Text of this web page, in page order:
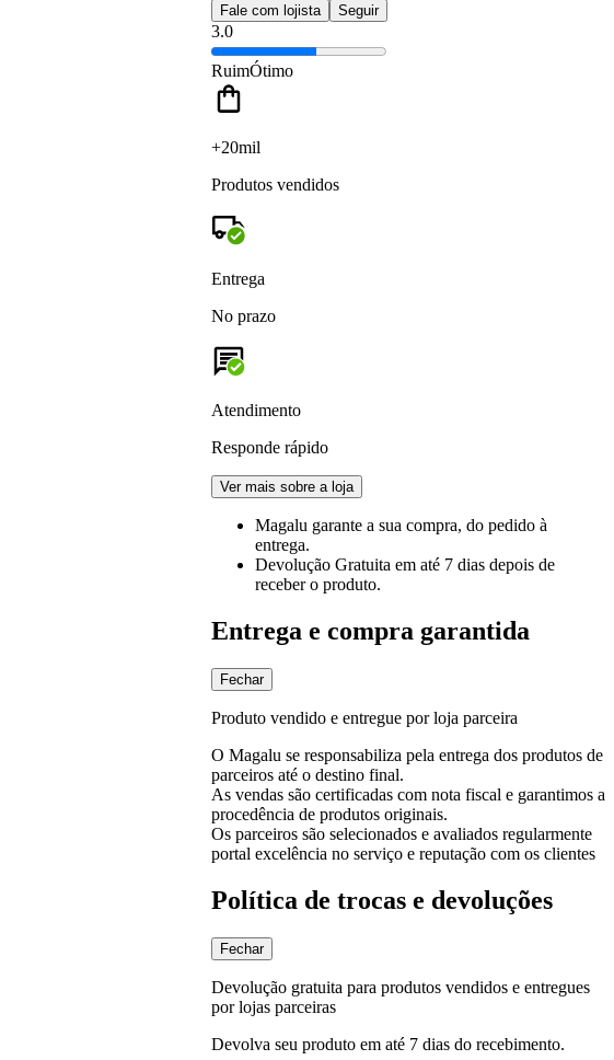
Fale com lojista Seguir
3.0
RuimÓtimo
+20mil
Produtos vendidos
Entrega
No prazo
Atendimento
Responde rápido
Ver mais sobre a loja
Magalu garante a sua compra, do pedido à
entrega.
Devolução Gratuita em até 7 dias depois de
receber o produto.
Entrega e compra garantida
Fechar
Produto vendido e entregue por loja parceira
O Magalu se responsabiliza pela entrega dos produtos de
parceiros até o destino final.
As vendas são certificadas com nota fiscal e garantimos a
procedência de produtos originais.
Os parceiros são selecionados e avaliados regularmente
portal excelência no serviço e reputação com os clientes
Política de trocas e devoluções
Fechar
Devolução gratuita para produtos vendidos e entregues
por lojas parceiras
Devolva seu produto em até 7 dias do recebimento.